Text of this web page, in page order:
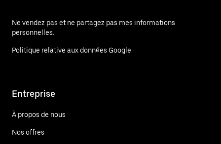
Ne vendez pas et ne partagez pas mes informations
personnelles.
Politique relative aux données Google
Entreprise
À propos de nous
Nos offres